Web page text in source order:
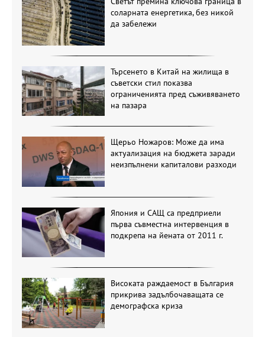
соларната енергетика, без никой
да забележи
Търсенето в Китай на жилища в
съветски стил показва
ограниченията пред съживяването
на пазара
Щерьо Ножаров: Може да има
актуализация на бюджета заради
неизпълнени капиталови разходи
Япония и САЩ са предприели
първа съвместна интервенция в
подкрепа на йената от 2011 г.
Високата раждаемост в България
прикрива задълбочаващата се
демографска криза